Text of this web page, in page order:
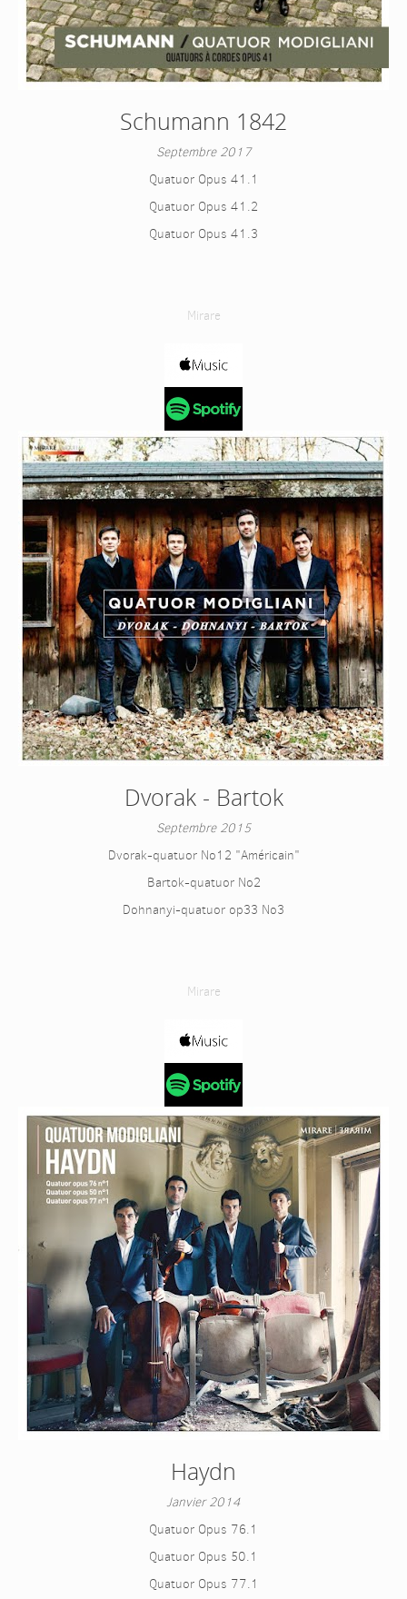
Schumann 1842
Septembre 2017
Quatuor Opus 41.1
Quatuor Opus 41.2
Quatuor Opus 41.3
Mirare
Dvorak - Bartok
Septembre 2015
Dvorak-quatuor No12 "Américain"
Bartok-quatuor No2
Dohnanyi-quatuor op33 No3
Mirare
Haydn
Janvier 2014
Quatuor Opus 76.1
Quatuor Opus 50.1
Quatuor Opus 77.1